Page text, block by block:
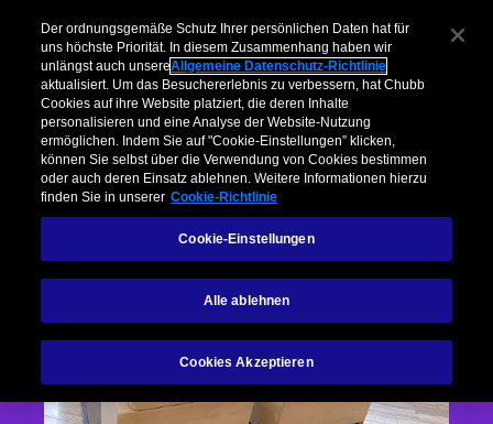
Der ordnungsgemäße Schutz Ihrer persönlichen Daten hat für
uns höchste Priorität. In diesem Zusammenhang haben wir
unlängst auch unsereAllgemeine Datenschutz-Richtlinie
aktualisiert. Um das Besuchererlebnis zu verbessern, hat Chubb
Cookies auf ihre Website platziert, die deren Inhalte
personalisieren und eine Analyse der Website-Nutzung
ermöglichen. Indem Sie auf "Cookie-Einstellungen” klicken,
können Sie selbst über die Verwendung von Cookies bestimmen
oder auch deren Einsatz ablehnen. Weitere Informationen hierzu
finden Sie in unserer Cookie-Richtlinie
Cookie-Einstellungen
Alle ablehnen
Cookies Akzeptieren